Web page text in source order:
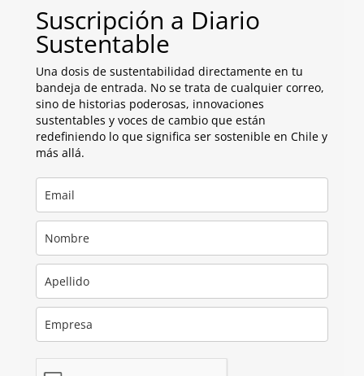
Suscripción a Diario
Sustentable
Una dosis de sustentabilidad directamente en tu
bandeja de entrada. No se trata de cualquier correo,
sino de historias poderosas, innovaciones
sustentables y voces de cambio que están
redefiniendo lo que significa ser sostenible en Chile y
más allá.